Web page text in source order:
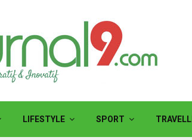
LIFESTYLE SPORT